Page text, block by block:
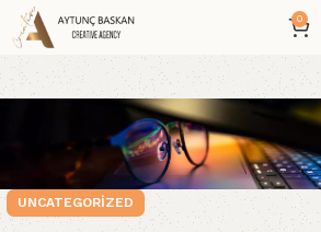
0
UNCATEGORIZED